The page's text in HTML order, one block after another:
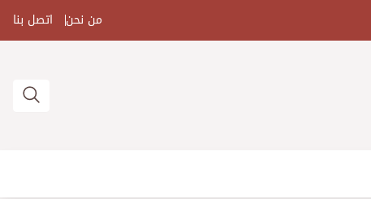
من نحن اتصل بنا